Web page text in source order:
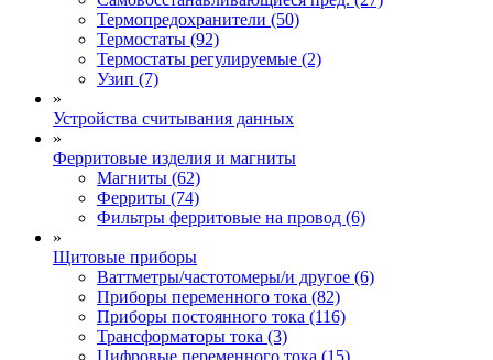
Термопредохранители (50)
Термостаты (92)
Термостаты регулируемые (2)
Узип (7)
»
Устройства считывания данных
»
Ферритовые изделия и магниты
Магниты (62)
Ферриты (74)
Фильтры ферритовые на провод (6)
»
Щитовые приборы
Ваттметры/частотомеры/и другое (6)
Приборы переменного тока (82)
Приборы постоянного тока (116)
Трансформаторы тока (3)
Цифровые переменного тока (15)